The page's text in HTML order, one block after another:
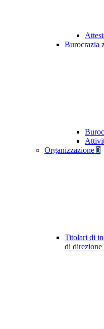
Burocrazia
Organizzazione 3
Titolari di
di